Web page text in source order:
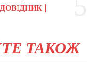
ДОВІДНИК
ТАКОЖ